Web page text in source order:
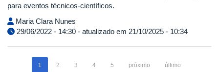
para eventos técnicos-científicos.
Maria Clara Nunes
29/06/2022 - 14:30 - atualizado em 21/10/2025 - 10:34
1 2 3 4 5 próximo último